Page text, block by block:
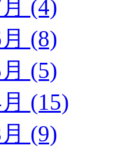
(4)
(8)
(5)
(15)
(9)